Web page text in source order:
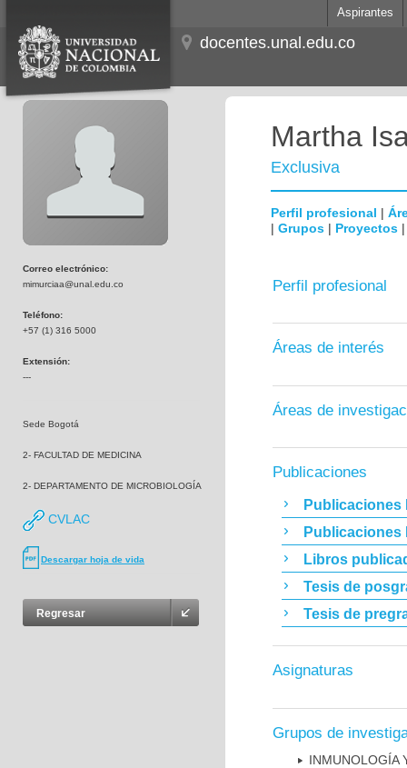
Aspirantes
docentes.unal.edu.co
Correo electrónico:
mimurciaa@unal.edu.co
Teléfono:
+57 (1) 316 5000
Extensión:
---
Sede Bogotá
2- FACULTAD DE MEDICINA
2- DEPARTAMENTO DE MICROBIOLOGÍA
CVLAC
Descargar hoja de vida
Regresar
Martha
Exclusiva
Perfil profesional |
| Grupos | Proyectos
Perfil profesional
Áreas de interés
Áreas de
Publicaciones
Publicaciones
Publicaciones
Libros
Tesis de
Tesis de
Asignaturas
Grupos de
INMUNOLOGÍA